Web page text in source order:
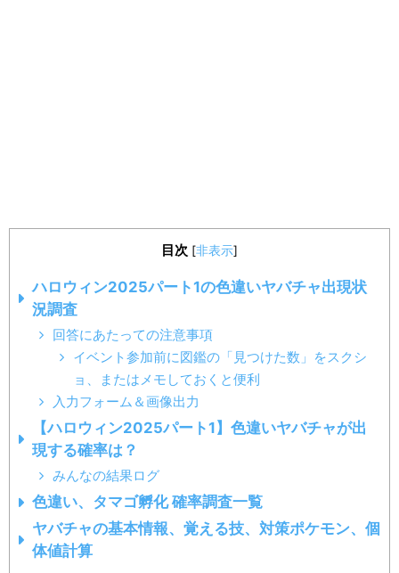
目次 [非表示]
ハロウィン2025パート1の色違いヤバチャ出現状
況調査
回答にあたっての注意事項
イベント参加前に図鑑の「見つけた数」をスクシ
ョ、またはメモしておくと便利
入力フォーム＆画像出力
【ハロウィン2025パート1】色違いヤバチャが出
現する確率は？
みんなの結果ログ
色違い、タマゴ孵化 確率調査一覧
ヤバチャの基本情報、覚える技、対策ポケモン、個
体値計算